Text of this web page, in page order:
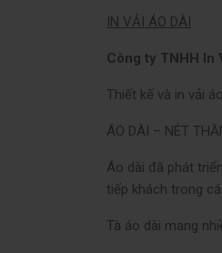
IN VẢI ÁO DÀI
Công ty TNHH In
Thiết kế và in vải
ÁO DÀI – NÉT
Áo dài đã phát
tiếp khách trong
Tà áo dài mang